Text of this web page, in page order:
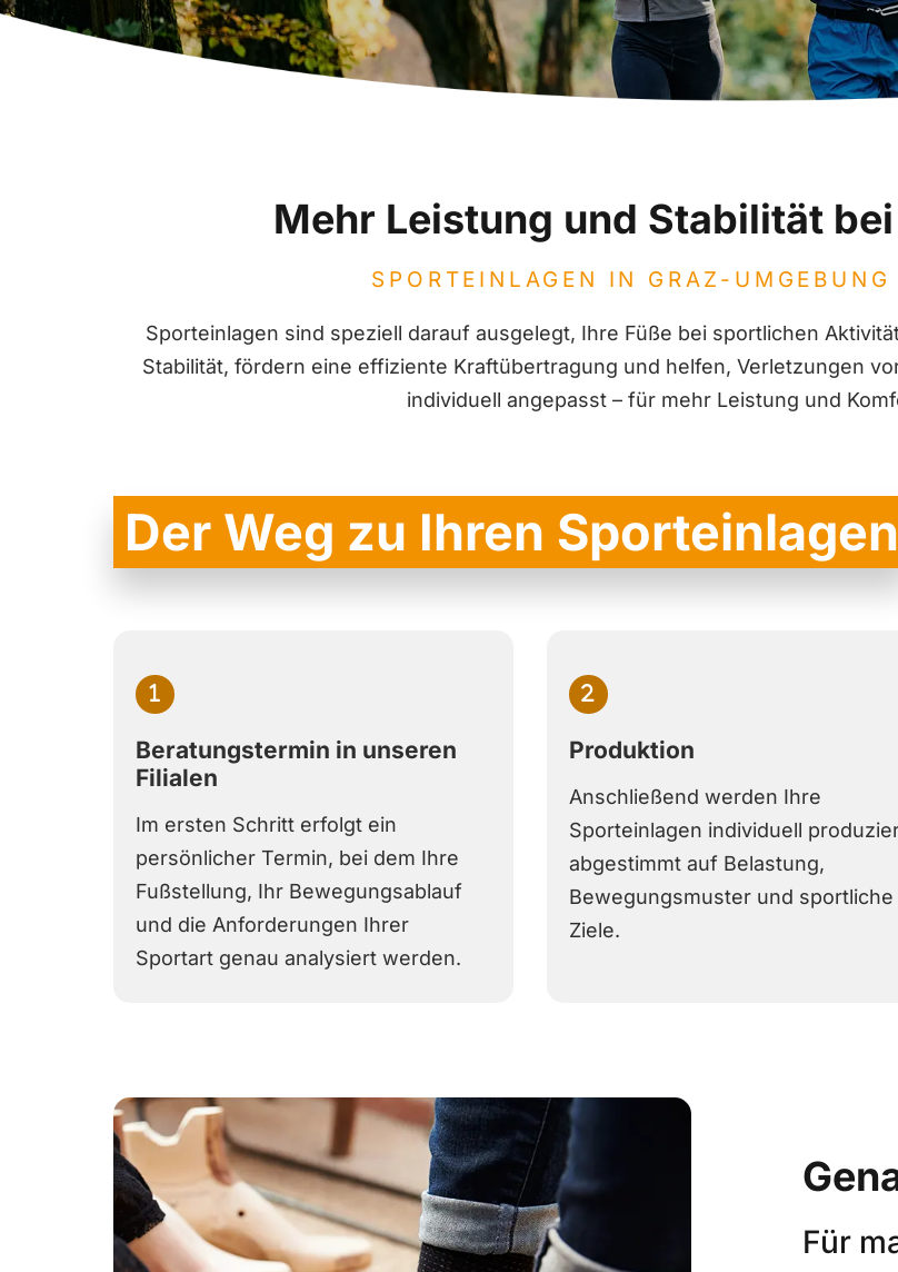
Mehr Leistung und Stabilität
SPORTEINLAGEN IN GRAZ-UMGEBUNG
Sporteinlagen sind speziell darauf ausgelegt, Ihre Füße bei sportlichen
Stabilität, fördern eine effiziente Kraftübertragung und helfen, Verletzungen
individuell angepasst – für mehr Leistung und
Der Weg zu Ihren Sporteinlagen
Beratungstermin in unseren
Filialen
Im ersten Schritt erfolgt ein
persönlicher Termin, bei dem Ihre
Fußstellung, Ihr Bewegungsablauf
und die Anforderungen Ihrer
Sportart genau analysiert werden.
Produktion
Anschließend werden Ihre
Sporteinlagen individuell
abgestimmt auf Belastung,
Bewegungsmuster und sportliche
Ziele.
Für